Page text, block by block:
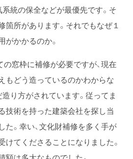
系統の保全などが最優先です。そ
箇所があります。それでもなぜ１
かかるのか。
窓枠に補修が必要ですが、現在
もどう造っているのかわからな
り方がされています。従ってま
技術を持った建築会社を探し当
た。幸い、文化財補修を多く手が
けてくださることになりました。